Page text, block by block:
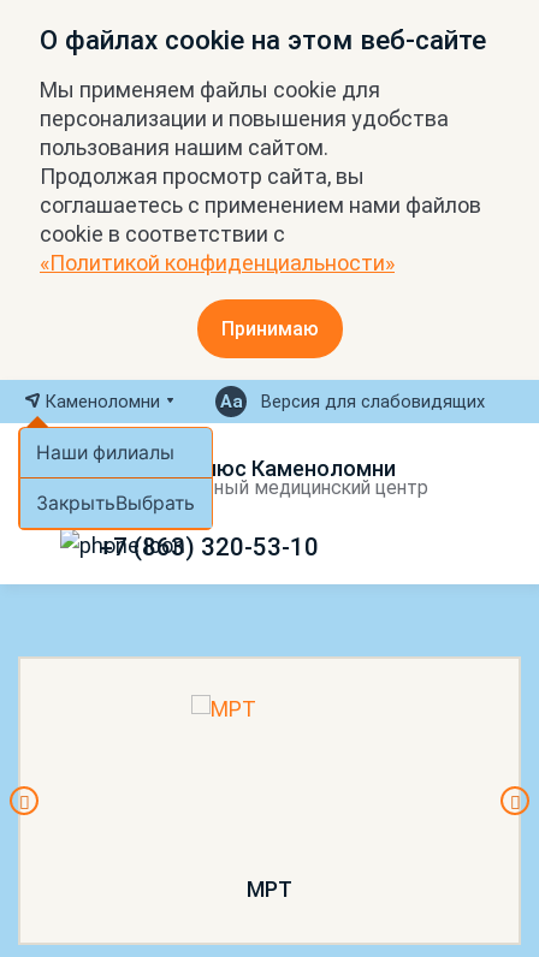
О файлах cookie на этом веб-сайте
Мы применяем файлы cookie для
персонализации и повышения удобства
пользования нашим сайтом.
Продолжая просмотр сайта, вы
соглашаетесь с применением нами файлов
cookie в соответствии с
«Политикой конфиденциальности»
Принимаю
Каменоломни
Наши филиалы
ЗакрытьВыбрать
Версия для слабовидящих
МРТ Плюс Каменоломни
Экспертный медицинский центр
+7 (863) 320-53-10
МРТ